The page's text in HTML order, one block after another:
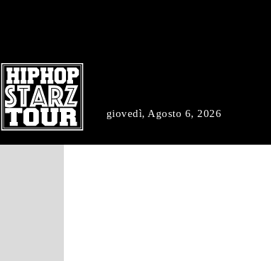
giovedì, Agosto 6, 2026